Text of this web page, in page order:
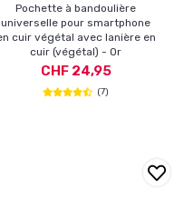
Pochette à bandoulière
universelle pour smartphone
cuir végétal avec lanière en
cuir (végétal) - Or
CHF 24,95
(7)